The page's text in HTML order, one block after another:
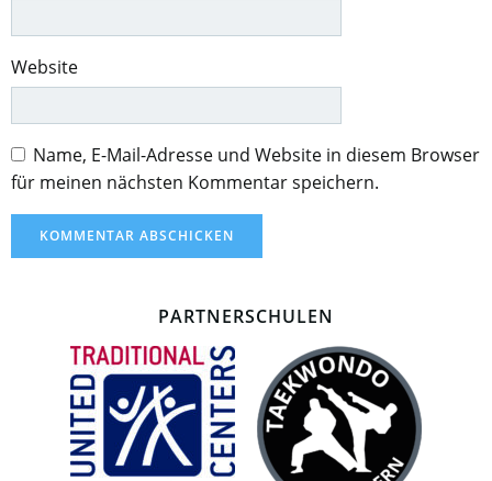
Website
Name, E-Mail-Adresse und Website in diesem Browser
für meinen nächsten Kommentar speichern.
PARTNERSCHULEN